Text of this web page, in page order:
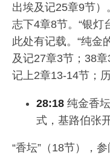
出埃及记25章9节）
志下4章8节。“银灯
此处有记载。“纯金
及记27章3节；38
记上2章13-14节；
28:18 纯金香
式，基路伯张
“香坛”（18节），